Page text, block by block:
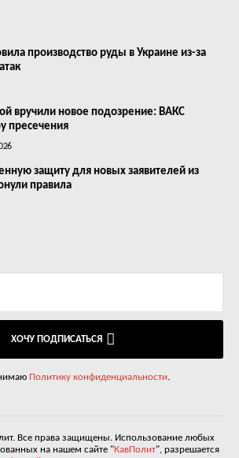
производство руды в Украине из-за
вручили новое подозрение: ВАКС
пресечения
защиту для новых заявителей из
правила
ХОЧУ ПОДПИСАТЬСЯ
Политику конфиденциальности.
Все права защищены. Использование любых
на нашем сайте "КавПолит", разрешается